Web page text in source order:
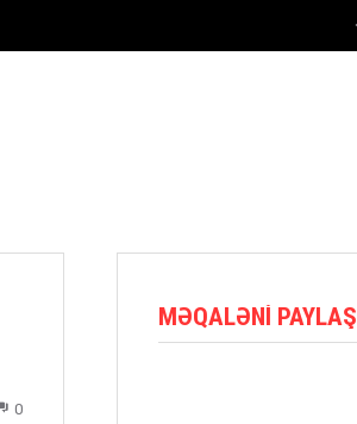
0
MƏQALƏNI PAYLAŞ